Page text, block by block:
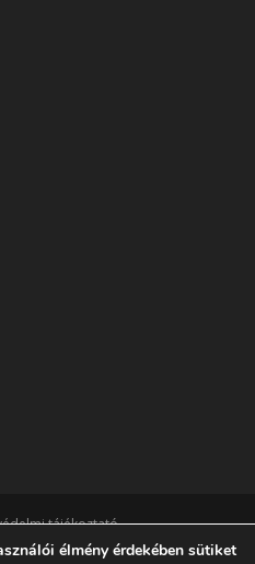
tájékoztató
élmény érdekében sütiket